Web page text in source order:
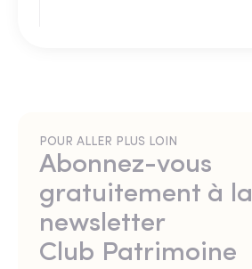
POUR ALLER PLUS LOIN
Abonnez-vous
gratuitement à la
newsletter
Club Patrimoine